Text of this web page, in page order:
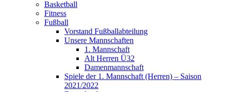
Basketball
Fitness
Fußball
Vorstand Fußballabteilung
Unsere Mannschaften
1. Mannschaft
Alt Herren Ü32
Damenmannschaft
Spiele der 1. Mannschaft (Herren) – Saison
2021/2022